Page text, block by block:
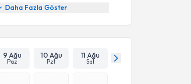
Daha Fazla Göster
9 Ağu
Paz
10 Ağu
Pzt
11 Ağu
Sal